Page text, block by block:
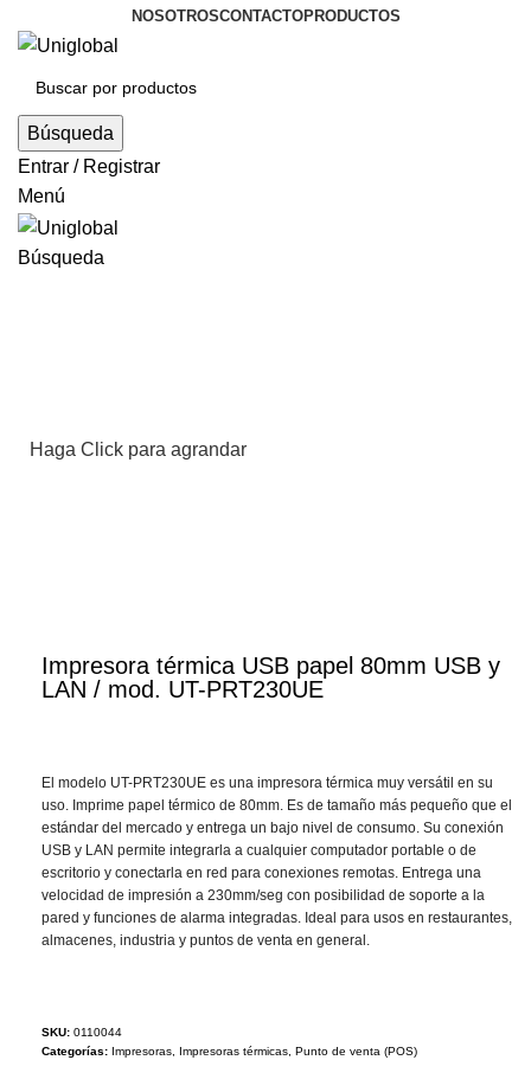
NOSOTROSCONTACTOPRODUCTOS
Búsqueda
Entrar / Registrar
Menú
Búsqueda
Haga Click para agrandar
Impresora térmica USB papel 80mm USB y
LAN / mod. UT-PRT230UE
El modelo UT-PRT230UE es una impresora térmica muy versátil en su
uso. Imprime papel térmico de 80mm. Es de tamaño más pequeño que el
estándar del mercado y entrega un bajo nivel de consumo. Su conexión
USB y LAN permite integrarla a cualquier computador portable o de
escritorio y conectarla en red para conexiones remotas. Entrega una
velocidad de impresión a 230mm/seg con posibilidad de soporte a la
pared y funciones de alarma integradas. Ideal para usos en restaurantes,
almacenes, industria y puntos de venta en general.
SKU: 0110044
Categorías: Impresoras Impresoras térmicas Punto de venta (POS)